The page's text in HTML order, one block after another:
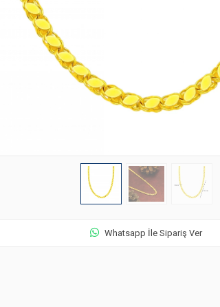
Whatsapp İle Sipariş Ver